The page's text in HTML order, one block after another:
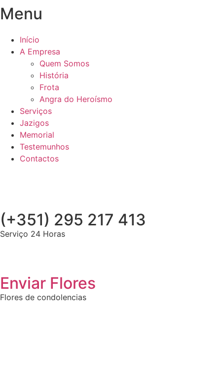
Menu
Início
A Empresa
Quem Somos
História
Frota
Angra do Heroísmo
Serviços
Jazigos
Memorial
Testemunhos
Contactos
(+351) 295 217 413
Serviço 24 Horas
Enviar Flores
Flores de condolencias